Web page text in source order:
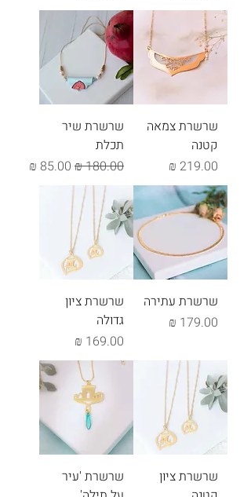
שרשרת צמאה
קטנה
מחיר
שרשרת שיר
תכלת
מחיר רגיל מחיר מבצע
שרשרת עתירה
מחיר
שרשרת ציון
גדולה
מחיר
שרשרת ציון
שרשרת 'עיר